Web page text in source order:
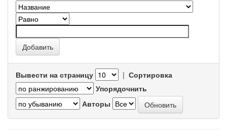
Вывести на страницу | Сортировка
Упорядочнить
Авторы